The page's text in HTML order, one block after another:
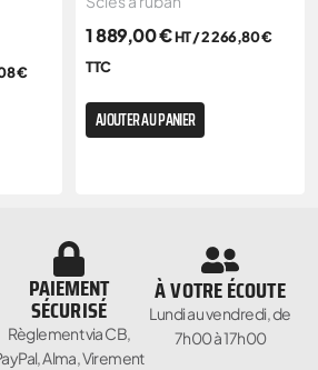
€
1 889,00€HT /2 266,80€
TTC
AJOUTER AU PANIER
PAIEMENT
SÉCURISÉ
Règlement via CB,
Alma, Virement
À VOTRE ÉCOUTE
Lundi au vendredi, de
7h00 à 17h00